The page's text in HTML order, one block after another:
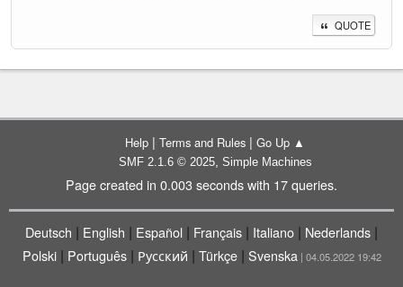
QUOTE
Help | Terms and Rules | Go Up ▲
SMF 2.1.6 © 2025, Simple Machines
Page created in 0.003 seconds with 17 queries.
Deutsch | English | Español | Français | Italiano | Nederlands |
Polski| Português| Русский | Türkçe| Svenska | 04.05.2022 19:42